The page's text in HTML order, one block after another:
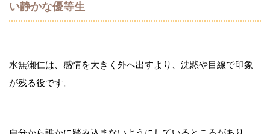
い静かな優等生
水無瀬仁は、感情を大きく外へ出すより、沈黙や目線で印象
が残る役です。